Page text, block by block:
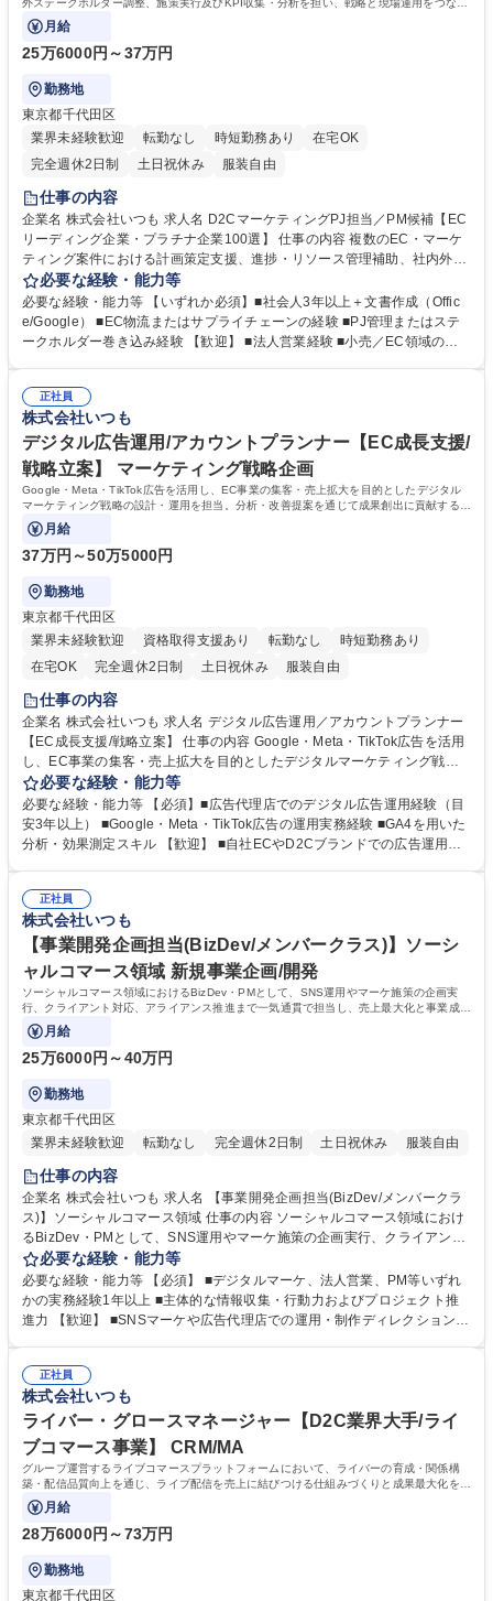
外ステークホルダー調整、施策実行及びKPI収集・分析を担い、戦略と現場運用をつなぎ
成果の最大化を推進するPM候補ポジション。
月給
25万6000円～37万円
勤務地
東京都千代田区
業界未経験歓迎
転勤なし 時短勤務あり
在宅OK
完全週休2日制
土日祝休み 服装自由
仕事の内容
企業名 株式会社いつも 求人名 D2CマーケティングPJ担当／PM候補【EC
リーディング企業・プラチナ企業100選】 仕事の内容 複数のEC・マーケ
ティング案件における計画策定支援、進捗・リソース管理補助、社内外ス
テークホルダー調整、施策実行及びKPI収集・分析を担い、戦略と現場運
用をつなぎ成果の最大化を推進するPM候補ポジション。 ■複数EC・マー
ケティングPJの計画支援と進捗管理 ■目標設定・スケジュール作成のフォ
ローアップ ■リソース配分を支援しチーム連携を推進 ■運用Dir・デザイ
種 D2CマーケティングPJ担当／PM候補【ECリーディング企業・プラチ
ナ企業100選】
必要な経験・能力等
必要な経験・能力等 【いずれか必須】■社会人3年以上＋文書作成（Offic
e/Google） ■EC物流またはサプライチェーンの経験 ■PJ管理またはステ
ークホルダー巻き込み経験 【歓迎】 ■法人営業経験 ■小売／EC領域の店
学歴・資格 学歴：大学院 大学 高専 短大 専修学校 高校 語学力： 資格：
正社員
株式会社いつも
デジタル広告運用/アカウントプランナー【EC成長支援/
戦略立案】 マーケティング戦略企画
Google・Meta・TikTok広告を活用し、EC事業の集客・売上拡大を目的としたデジタル
マーケティング戦略の設計・運用を担当。分析・改善提案を通じて成果創出に貢献するポ
ジション。
月給
37万円～50万5000円
勤務地
東京都千代田区
業界未経験歓迎
資格取得支援あり 転勤なし
時短勤務あり
在宅OK
完全週休2日制 土日祝休み 服装自由
仕事の内容
企業名 株式会社いつも 求人名 デジタル広告運用／アカウントプランナー
【EC成長支援/戦略立案】 仕事の内容 Google・Meta・TikTok広告を活用
し、EC事業の集客・売上拡大を目的としたデジタルマーケティング戦略
の設計・運用を担当。分析・改善提案を通じて成果創出に貢献するポジシ
ョン。 ■広告配信戦略の設計・運用・分析・改善を一貫して実行 ■クライ
アント課題に応じた広告プランの企画・提案（資料作成含む） ■GA4を用
いたユーザー行動分析・効果測定と改善提案 ■新メンバー向け業務マニュ
募集職種 デジタル広告運用／アカウントプランナー【EC成長支援/戦略立
案】
必要な経験・能力等
必要な経験・能力等 【必須】■広告代理店でのデジタル広告運用経験（目
安3年以上） ■Google・Meta・TikTok広告の運用実務経験 ■GA4を用いた
分析・効果測定スキル 【歓迎】 ■自社ECやD2Cブランドでの広告運用経
業務効率化やマニュアル整備の経験 学歴・資格 学歴：大学院 大学 高専 短
大 専修学校 語学力： 資格：
正社員
株式会社いつも
【事業開発企画担当(BizDev/メンバークラス)】ソーシ
ャルコマース領域 新規事業企画/開発
ソーシャルコマース領域におけるBizDev・PMとして、SNS運用やマーケ施策の企画実
行、クライアント対応、アライアンス推進まで一気通貫で担当し、売上最大化と事業成長
を推進します。
月給
25万6000円～40万円
勤務地
東京都千代田区
業界未経験歓迎
転勤なし 完全週休2日制 土日祝休み 服装自由
仕事の内容
企業名 株式会社いつも 求人名 【事業開発企画担当(BizDev/メンバークラ
ス)】ソーシャルコマース領域 仕事の内容 ソーシャルコマース領域におけ
るBizDev・PMとして、SNS運用やマーケ施策の企画実行、クライアント
対応、アライアンス推進まで一気通貫で担当し、売上最大化と事業成長を
推進します。 ■TikTok等SNS運用、動画コンテンツの企画・制作ディレク
ション ■KPI設計、データ分析、効果検証および改善提案の推進 ■クライア
ント提案、定例運営、カスタマーサクセス業務 ■インフルエンサー等外部
化 募集職種 【事業開発企画担当(BizDev/メンバークラス)】ソーシャルコ
マース領域
必要な経験・能力等
必要な経験・能力等 【必須】 ■デジタルマーケ、法人営業、PM等いずれ
かの実務経験1年以上 ■主体的な情報収集・行動力およびプロジェクト推
進力 【歓迎】 ■SNSマーケや広告代理店での運用・制作ディレクション経
連携の推進経験 ■SaaS・EC・D2C等デジタル領域における事業開発経験
学歴・資格 学歴：大学院 大学 高専 短大 専修学校 高校 語学力： 資格：
正社員
株式会社いつも
ライバー・グロースマネージャー【D2C業界大手/ライ
ブコマース事業】 CRM/MA
グループ運営するライブコマースプラットフォームにおいて、ライバーの育成・関係構
築・配信品質向上を通じ、ライブ配信を売上に結びつける仕組みづくりと成果最大化を担
うポジションです。
月給
28万6000円～73万円
勤務地
東京都千代田区